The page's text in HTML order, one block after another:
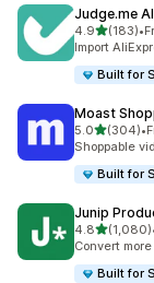
Judge.me
4.95つ星中
(183)
合計レビュー•
Import
Built for
Moast
5.05つ星中
(304)
合計レビュー
•
Shoppable
Built for
Junip
4.85つ星中
(1,080)
合計レビュー
Convert
Built for